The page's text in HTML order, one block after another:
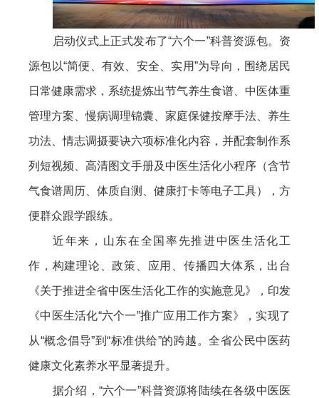
启动仪式上正式发布了“六个一”科普资源包。资
源包以“简便、有效、安全、实用”为导向，围绕居民
日常健康需求，系统提炼出节气养生食谱、中医体重
管理方案、慢病调理锦囊、家庭保健按摩手法、养生
功法、情志调摄要诀六项标准化内容，并配套制作系
列短视频、高清图文手册及中医生活化小程序（含节
气食谱周历、体质自测、健康打卡等电子工具），方
便群众跟学跟练。
近年来，山东在全国率先推进中医生活化工
作，构建理论、政策、应用、传播四大体系，出台
《关于推进全省中医生活化工作的实施意见》，印发
《中医生活化“六个一”推广应用工作方案》，实现了
从“概念倡导”到“标准供给”的跨越。全省公民中医药
健康文化素养水平显著提升。
据介绍，“六个一”科普资源将陆续在各级中医医